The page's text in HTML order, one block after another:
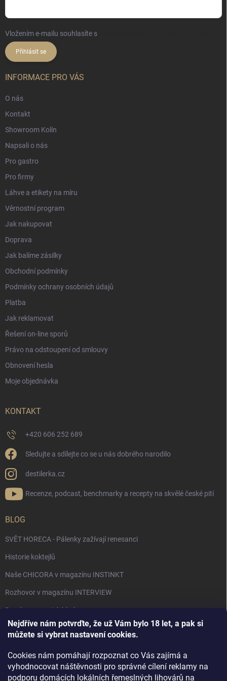
Nejdříve nám potvrďte, že už Vám bylo 18 let, a pak si
můžete si vybrat nastavení cookies.
Cookies nám pomáhají rozpoznat co Vás zajímá a
vyhodnocovat náštěvnosti pro správné cílení reklamy na
podporu domácích lokálních řemeslných lihovárů na
Vložením e-mailu souhlasíte s
Přihlásit se
INFORMACE PRO VÁS
O nás
Kontakt
Showroom Kolín
Napsali o nás
Pro gastro
Pro firmy
Láhve a etikety na míru
Věrnostní program
Jak nakupovat
Doprava
Jak balíme zásilky
Obchodní podmínky
Podmínky ochrany osobních údajů
Platba
Jak reklamovat
Řešení on-line sporů
Právo na odstoupení od smlouvy
Obnovení hesla
Moje objednávka
KONTAKT
+420 606 252 689
Sledujte a sdílejte co se u nás dobrého narodilo
destilerka.cz
Recenze, podcast, benchmarky a recepty na skvělé české pití
BLOG
SVĚT HORECA - Pálenky zažívají renesanci
Historie koktejlů
Naše CHICORA v magazínu INSTINKT
Rozhovor v magazínu INTERVIEW
Bourbon, americká krása.
Napsali v TÝDNU o naší práci
Rozhovor s DESTILERKA.CZ v magazínu DRINKING-CAT